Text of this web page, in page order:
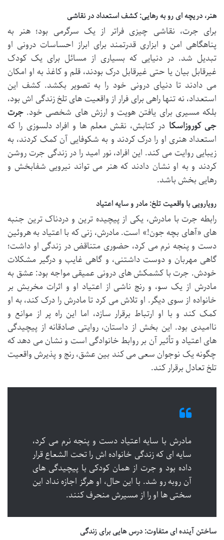
هنر، دریچه ای رو به رهایی: کشف استعداد در نقاشی
برای جرت، نقاشی چیزی فراتر از یک سرگرمی بود؛ هنر به
پناهگاهی امن و ابزاری قدرتمند برای ابراز احساسات درونی او
تبدیل شد. در دنیایی که بسیاری از مسائل برای یک کودک
غیرقابل بیان یا حتی غیرقابل درک بودند، قلم و کاغذ به او امکان
می دادند تا دنیای درونی خود را به تصویر بکشد. کشف این
استعداد، نه تنها راهی برای فرار از واقعیت های تلخ زندگی اش بود،
بلکه مسیری برای یافتن هویت و ارزش های شخصی خود. جرت
جی کوروزاسکا در کتابش، نقش معلم ها و افراد دلسوزی را که
استعداد هنری او را درک کردند و به شکوفایی آن کمک کردند، به
زیبایی روایت می کند. این افراد، نور امید را در زندگی جرت روشن
کردند و به او نشان دادند که هنر می تواند نیرویی شفابخش و
رهایی بخش باشد.
رویارویی با واقعیت تلخ: مادر و سایه اعتیاد
رابطه جرت با مادرش، یکی از پیچیده ترین و دردناک ترین جنبه
های «آهای بچه جون!» است. مادرش، زنی که با اعتیاد به هروئین
دست و پنجه نرم می کرد، حضوری متناقض در زندگی او داشت؛
گاهی مهربان و دوست داشتنی، و گاهی غایب و درگیر مشکلات
خودش. جرت با کشمکش های درونی عمیقی مواجه بود: عشق به
مادرش از یک سو، و رنج ناشی از اعتیاد او و اثرات مخربش بر
خانواده از سوی دیگر. او تلاش می کرد تا مادرش را درک کند، به او
کمک کند و با او ارتباط برقرار سازد، اما این راه پر از موانع و
ناامیدی بود. این بخش از داستان، روایتی صادقانه از پیچیدگی
های اعتیاد و تأثیر آن بر روابط خانوادگی است و نشان می دهد که
چگونه یک نوجوان سعی می کند بین عشق، رنج و پذیرش واقعیت
تلخ تعادل برقرار کند.
مادرش با سایه اعتیاد دست و پنجه نرم می کرد،
سایه ای که زندگی خانواده اش را تحت الشعاع قرار
داده بود و جرت از همان کودکی با پیچیدگی های
آن روبه رو شد. با این حال، او هرگز اجازه نداد این
سختی ها او را از مسیرش منحرف کنند.
ساختن آینده ای متفاوت: درس هایی برای زندگی